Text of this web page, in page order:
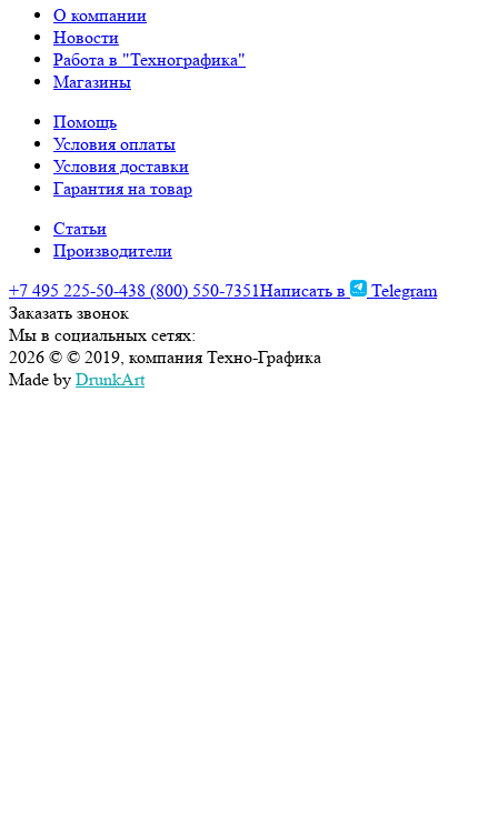
О компании
Новости
Работа в "Технографика"
Магазины
Помощь
Условия оплаты
Условия доставки
Гарантия на товар
Статьи
Производители
+7 495 225-50-438 (800) 550-7351Написать в
Telegram
Заказать звонок
Мы в социальных сетях:
2026 © © 2019, компания Техно-Графика
Made by DrunkArt